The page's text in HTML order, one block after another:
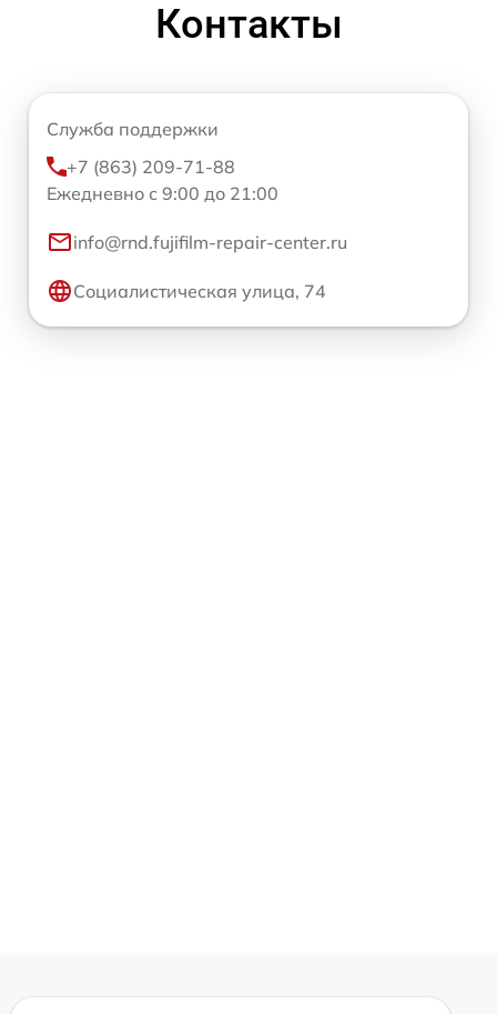
Контакты
Служба поддержки
+7 (863) 209-71-88
Ежедневно с 9:00 до 21:00
info@rnd.fujifilm-repair-center.ru
Социалистическая улица, 74